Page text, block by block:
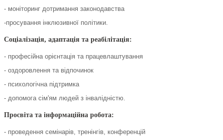
- моніторинг дотримання законодавства
-просування інклюзивної політики.
Соціалізація, адаптація та реабілітація:
- професійна орієнтація та працевлаштування
- оздоровлення та відпочинок
- психологічна підтримка
- допомога сім'ям людей з інвалідністю.
Просвіта та інформаційна робота:
- проведення семінарів, тренінгів, конференцій